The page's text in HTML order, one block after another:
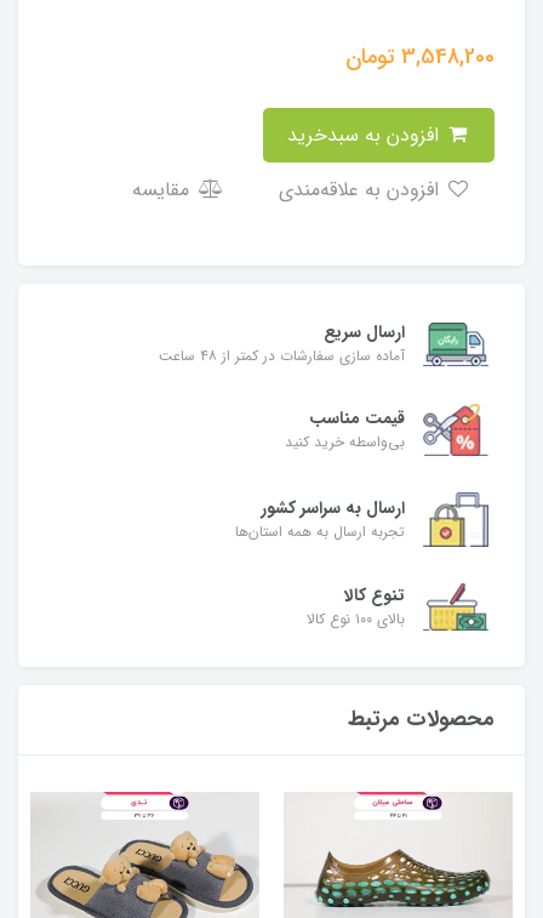
3,548,200تومان
مقایسه
ارسال سریع
آماده سازی سفارشات در کمتر از ۴۸ ساعت
قیمت مناسب
بی‌واسطه خرید کنید
ارسال به سراسر کشور
تجربه ارسال به همه استان‌ها
تنوع کالا
بالای ۱۰۰ نوع کالا
محصولات مرتبط